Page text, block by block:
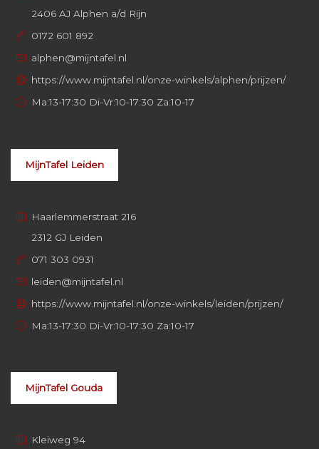
2406 AJ Alphen a/d Rijn
0172 601 892
alphen@mijntafel.nl
https://www.mijntafel.nl/onze-winkels/alphen/prijzen/
Ma:13-17:30 Di-Vr:10-17:30 Za:10-17
MijnTafel Leiden
Haarlemmerstraat 216
2312 GJ Leiden
071 303 0931
leiden@mijntafel.nl
https://www.mijntafel.nl/onze-winkels/leiden/prijzen/
Ma:13-17:30 Di-Vr:10-17:30 Za:10-17
MijnTafel Gouda
Kleiweg 94